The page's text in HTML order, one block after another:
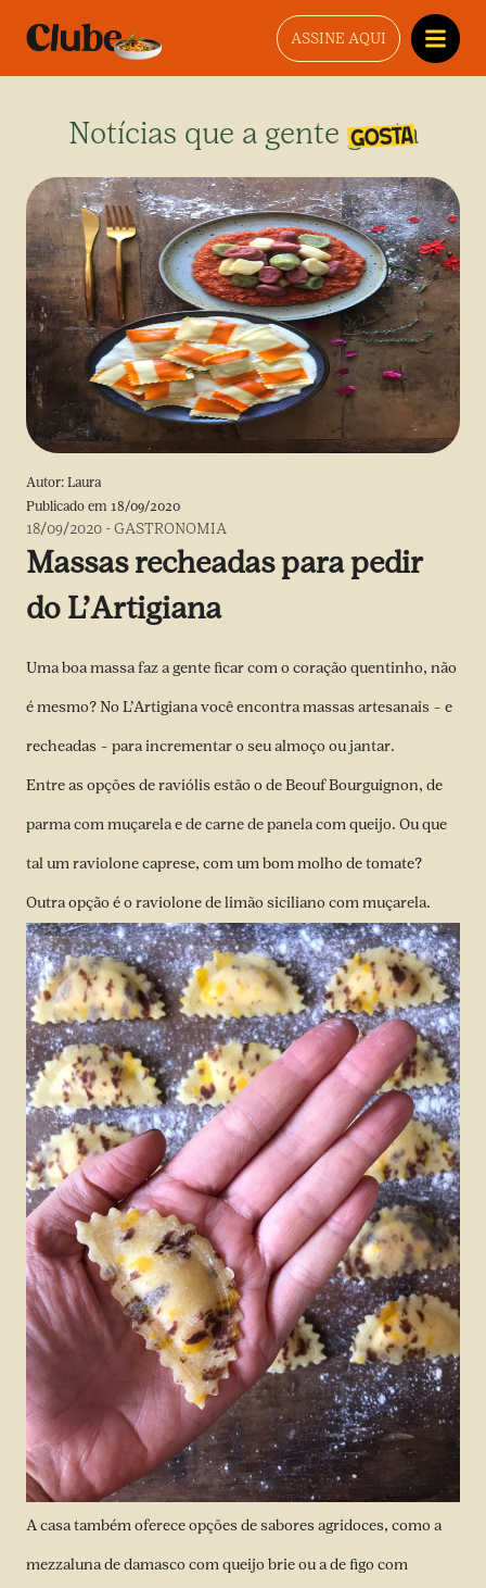
ASSINE AQUI
Notícias que a gente gosta
Autor: Laura
Publicado em 18/09/2020
18/09/2020 -GASTRONOMIA
Massas recheadas para pedir
do L’Artigiana
Uma boa massa faz a gente ficar com o coração quentinho, não
é mesmo? No L’Artigiana você encontra massas artesanais – e
recheadas – para incrementar o seu almoço ou jantar.
Entre as opções de raviólis estão o de Beouf Bourguignon, de
parma com muçarela e de carne de panela com queijo. Ou que
tal um raviolone caprese, com um bom molho de tomate?
Outra opção é o raviolone de limão siciliano com muçarela.
A casa também oferece opções de sabores agridoces, como a
mezzaluna de damasco com queijo brie ou a de figo com